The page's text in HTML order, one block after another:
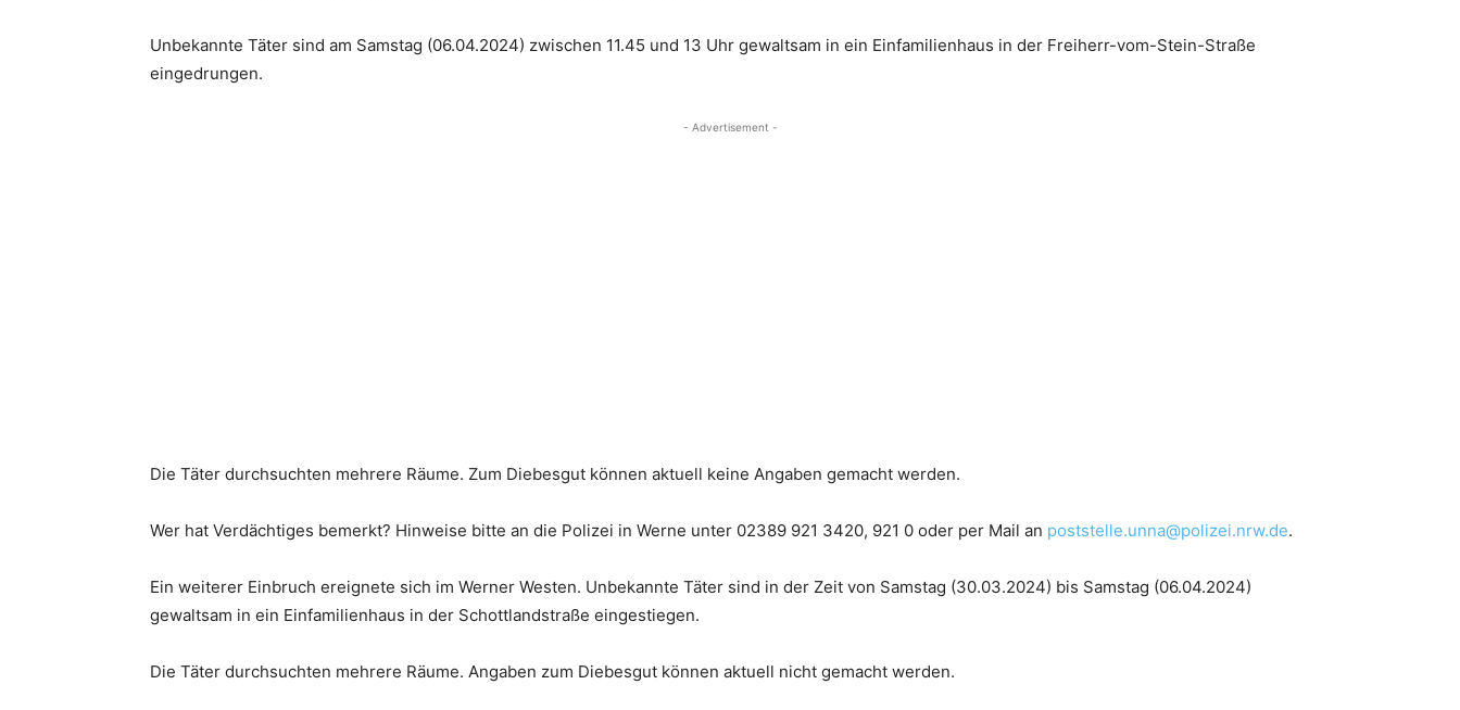
Unbekannte Täter sind am Samstag (06.04.2024) zwischen 11.45 und 13 Uhr gewaltsam in ein Einfamilienhaus in der Freiherr-vom-Stein-Straße
eingedrungen.
- Advertisement -
Die Täter durchsuchten mehrere Räume. Zum Diebesgut können aktuell keine Angaben gemacht werden.
Wer hat Verdächtiges bemerkt? Hinweise bitte an die Polizei in Werne unter 02389 921 3420, 921 0 oder per Mail an poststelle.unna@polizei.nrw.de.
Ein weiterer Einbruch ereignete sich im Werner Westen. Unbekannte Täter sind in der Zeit von Samstag (30.03.2024) bis Samstag (06.04.2024)
gewaltsam in ein Einfamilienhaus in der Schottlandstraße eingestiegen.
Die Täter durchsuchten mehrere Räume. Angaben zum Diebesgut können aktuell nicht gemacht werden.